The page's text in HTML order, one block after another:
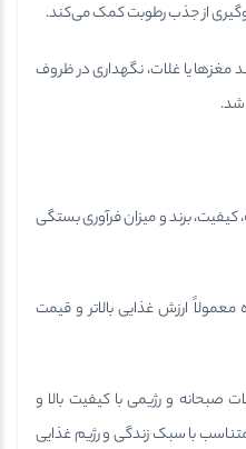
از جذب رطوبت کمک می‌کند.
مغزها یا غلات، نگهداری در ظروف
شد.
برند و میزان فرآوری بستگی
ارزش غذایی بالاتر و قیمت
صبحانه و رژیمی با کیفیت بالا و
با سبک زندگی و رژیم غذایی